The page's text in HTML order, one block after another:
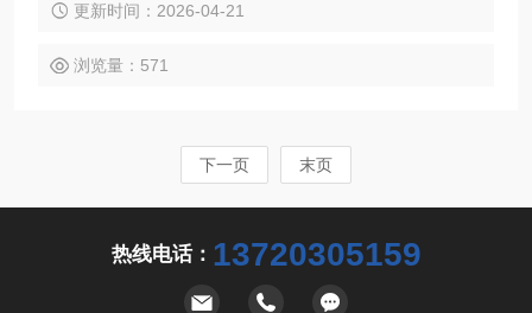
更新时间：2026-04-21
浏览量：571
下一页 末页
热线电话： 13720305159